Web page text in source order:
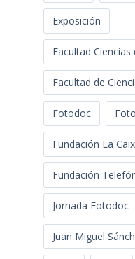
Exposición
Facultad
Facultad de
Fotodoc
Fundación La
Fundación
Jornada Fotodoc
Juan Miguel